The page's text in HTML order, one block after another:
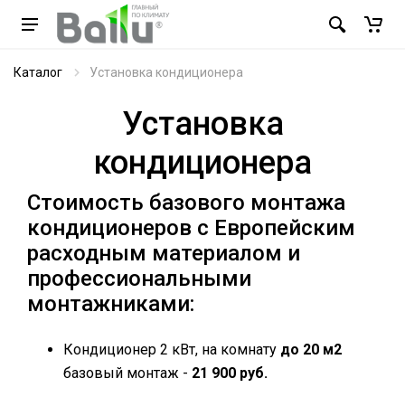
Каталог Установка кондиционера
Установка
кондиционера
Стоимость базового монтажа
кондиционеров с Европейским
расходным материалом и
профессиональными
монтажниками:
Кондиционер 2 кВт, на комнату до 20 м2
базовый монтаж - 21 900 руб.